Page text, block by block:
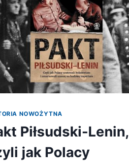
NOWOŻYTNA
Piłsudski-Lenin,
jak Polacy